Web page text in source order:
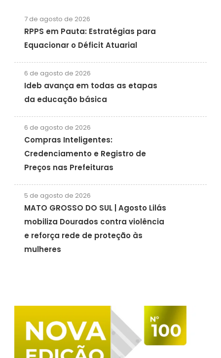
7 de agosto de 2026
RPPS em Pauta: Estratégias para
Equacionar o Déficit Atuarial
6 de agosto de 2026
Ideb avança em todas as etapas
da educação básica
6 de agosto de 2026
Compras Inteligentes:
Credenciamento e Registro de
Preços nas Prefeituras
5 de agosto de 2026
MATO GROSSO DO SUL | Agosto Lilás
mobiliza Dourados contra violência
e reforça rede de proteção às
mulheres